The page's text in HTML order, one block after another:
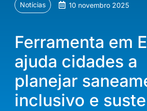
Notícias 10 novembro 2025
Ferramenta em
ajuda cidades a
planejar
inclusivo e